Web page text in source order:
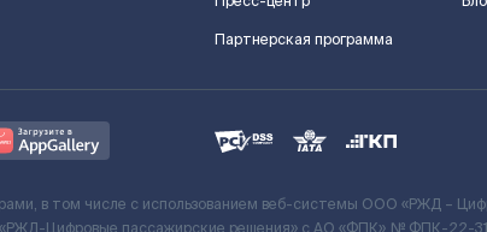
Партнерская программа
в том числе с использованием веб-системы ООО «РЖД –